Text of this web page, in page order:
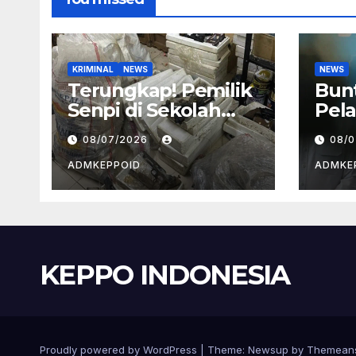
KRIMINAL NEWS
Terungkap! Pemilik
Senpi di Sekolah
Swasta Jaksel
Ternyata Direktur
Perusahaan Airsoft
Gun Impor
08/07/2026
ADMKEPPOID
NEWS
dan
08/
KEPPO INDONESIA
Proudly powered by WordPress Theme: Newsup by